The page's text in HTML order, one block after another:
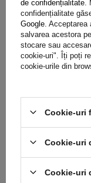
de confidențialitate
confidențialitate
Google .
salvarea acestora
stocare sau
cookie-uri". Îți poți
cookie-urile din
Cookie-uri
Cookie-uri
Cookie-uri